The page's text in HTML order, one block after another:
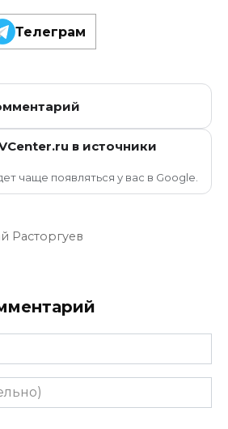
Телеграм
в источники
чаще появляться у вас в Google.
Расторгуев